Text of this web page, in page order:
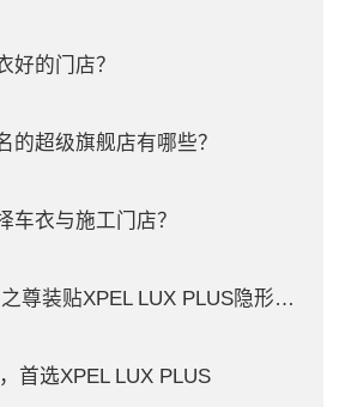
好的门店？
的超级旗舰店有哪些？
车衣与施工门店？
问界M9在上海宝之尊装贴XPEL LUX PLUS隐形车衣
首选XPEL LUX PLUS